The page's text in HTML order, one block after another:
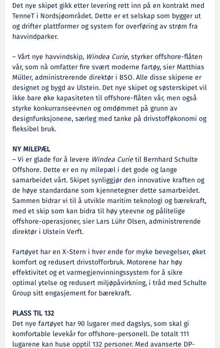
Det nye skipet gikk etter levering rett inn på en kontrakt med
TenneT i Nordsjøområdet. Dette er et selskap som bygger ut
og drifter plattformer og system for overføring av strøm fra
havvindparker.
– Vårt nye havvindskip, Windea Curie, styrker offshore-flåten
vår, som nå omfatter fire svært moderne fartøy, sier Matthias
Müller, administrerende direktør i BSO. Alle disse skipene er
designet og bygd av Ulstein. Det nye skipet og søsterskipet vil
ikke bare øke kapasiteten til offshore-flåten vår, men også
styrke konkurranseevnen og omdømmet på grunn av
designfunksjonene, særleg med tanke på drivstofføkonomi og
fleksibel bruk.
NY MILEPÆL
– Vi er glade for å levere Windea Curietil Bernhard Schulte
Offshore. Dette er en ny milepæl i det gode og lange
samarbeidet vårt. Skipet synliggjør den innovative kraften og
de høye standardane som kjennetegner dette samarbeidet.
Sammen bidrar vi til å utvikle maritim teknologi og bærekraft,
med et skip som kan bidra til høy yteevne og pålitelige
offshore-operasjoner, sier Lars Lühr Olsen, administrerende
direktør i Ulstein Verft.
Fartøyet har en X-Stern i hver ende for myke bevegelser, øket
komfort og redusert drivstofforbruk. Motorene har høy
effektivitet og et varmegjenvinningssystem for å sikre
optimal ytelse og redusert miljøpåvirkning, i tråd med Schulte
Group sitt engasjement for bærekraft.
PLASS TIL 132
Det nye fartøyet har 90 lugarer med dagslys, som skal gi
komfortable levekår for offshore-personell. De totalt 111
lugarene kan huse opptil 132 personer.Med avanserte DP-